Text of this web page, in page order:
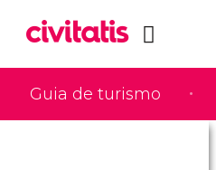
Guia de turismo